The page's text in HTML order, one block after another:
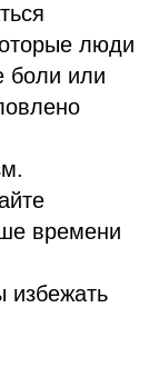
люди
боли или
времени
избежать